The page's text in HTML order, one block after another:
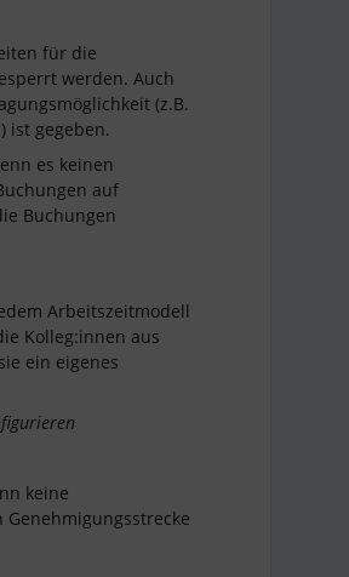
für die
werden. Auch
(z.B.
ist gegeben.
es keinen
auf
Buchungen
Arbeitszeitmodell
Kolleg:innen aus
ein eigenes
keine